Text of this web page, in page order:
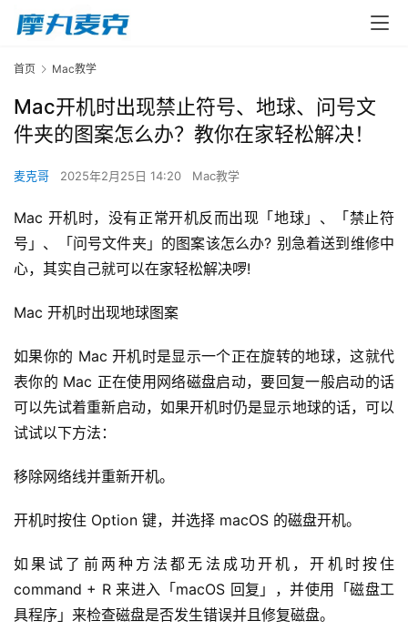
首页 Mac教学
Mac开机时出现禁止符号、地球、问号文
件夹的图案怎么办？教你在家轻松解决！
麦克哥 2025年2月25日 14:20 Mac教学
Mac 开机时，没有正常开机反而出现「地球」、「禁止符
号」、「问号文件夹」的图案该怎么办? 别急着送到维修中
心，其实自己就可以在家轻松解决啰!
Mac 开机时出现地球图案
如果你的 Mac 开机时是显示一个正在旋转的地球，这就代
表你的 Mac 正在使用网络磁盘启动，要回复一般启动的话
可以先试着重新启动，如果开机时仍是显示地球的话，可以
试试以下方法：
移除网络线并重新开机。
开机时按住 Option 键，并选择 macOS 的磁盘开机。
如果试了前两种方法都无法成功开机，开机时按住
command + R 来进入「macOS 回复」，并使用「磁盘工
具程序」来检查磁盘是否发生错误并且修复磁盘。